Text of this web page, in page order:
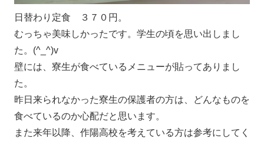
日替わり定食 ３７０円。
むっちゃ美味しかったです。学生の頃を思い出しまし
た。(^_^)v
壁には、寮生が食べているメニューが貼ってありまし
た。
昨日来られなかった寮生の保護者の方は、どんなものを
食べているのか心配だと思います。
また来年以降、作陽高校を考えている方は参考にしてく